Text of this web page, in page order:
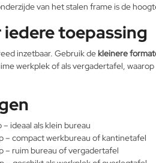
van het stalen frame is de
toepassing
inzetbaar. Gebruik dekleinere
werkplek of als vergadertafel,
ideaal als klein bureau
– compact werkbureau of kantinetafel
– ruim bureau of vergadertafel